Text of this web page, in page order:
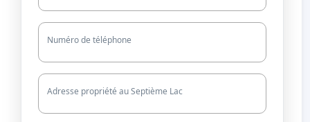
Numéro de téléphone
Adresse propriété au Septième Lac